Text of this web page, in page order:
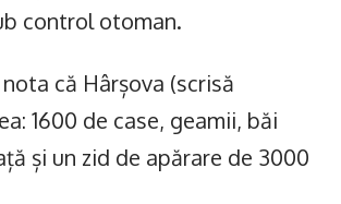
control otoman.
că Hârșova (scrisă
1600 de case, geamii, băi
și un zid de apărare de 3000